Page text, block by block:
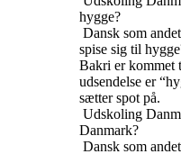
hygge?
Dansk som
spise sig til
Bakri er kommet
udsendelse er
sætter spot på.
Udskoling
Danmark?
Dansk som